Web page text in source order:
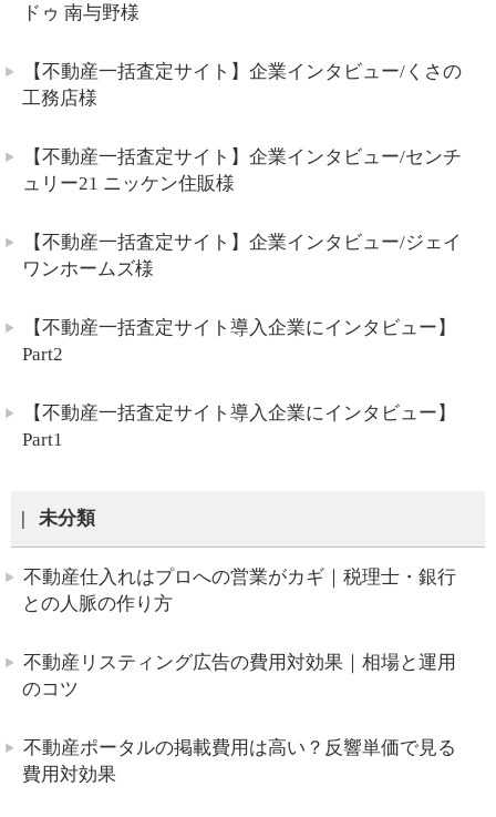
ドゥ 南与野様
【不動産一括査定サイト】企業インタビュー/くさの
工務店様
【不動産一括査定サイト】企業インタビュー/センチ
ュリー21 ニッケン住販様
【不動産一括査定サイト】企業インタビュー/ジェイ
ワンホームズ様
【不動産一括査定サイト導入企業にインタビュー】
Part2
【不動産一括査定サイト導入企業にインタビュー】
Part1
未分類
不動産仕入れはプロへの営業がカギ｜税理士・銀行
との人脈の作り方
不動産リスティング広告の費用対効果｜相場と運用
のコツ
不動産ポータルの掲載費用は高い？反響単価で見る
費用対効果